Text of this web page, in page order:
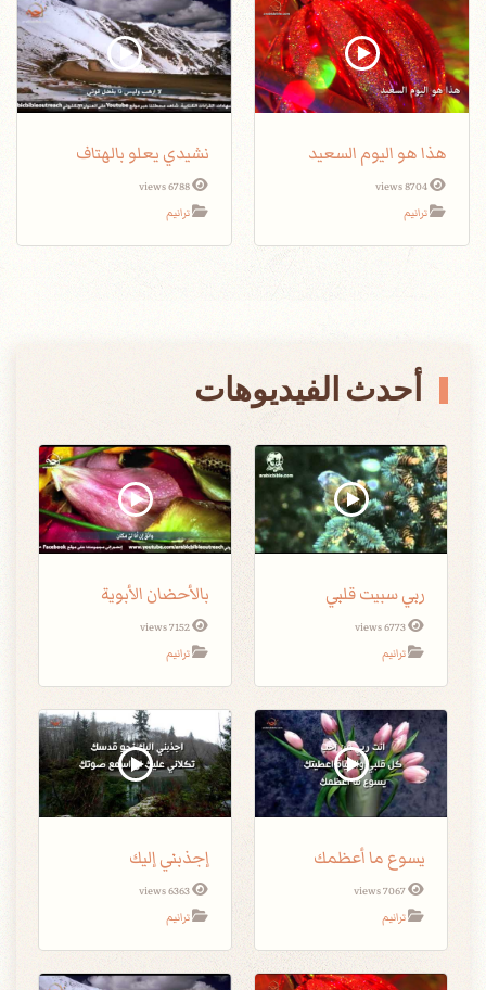
هذا هو اليوم السعيد
8704 views
ترانيم
نشيدي يعلو بالهتاف
6788 views
ترانيم
أحدث الفيديوهات
ربي سبيت قلبي
6773 views
ترانيم
بالأحضان الأبوية
7152 views
ترانيم
يسوع ما أعظمك
7067 views
ترانيم
إجذبني إليك
6363 views
ترانيم